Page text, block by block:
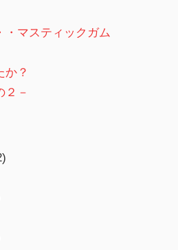
・マスティックガム
か？
２－